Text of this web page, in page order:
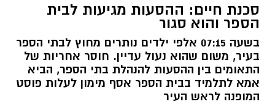
סכנת חיים: ההסעות מגיעות לבית
הספר והוא סגור
בשעה 07:15 אלפי ילדים נותרים מחוץ לבתי הספר
בעיר, משום שהוא נעול עדיין. חוסר אחריות של
התאומים בין ההסעות להנהלת בתי הספר, הביא
אמא לתלמיד בבית הספר אסף מימון לעלות פוסט
המופנה לראש העיר